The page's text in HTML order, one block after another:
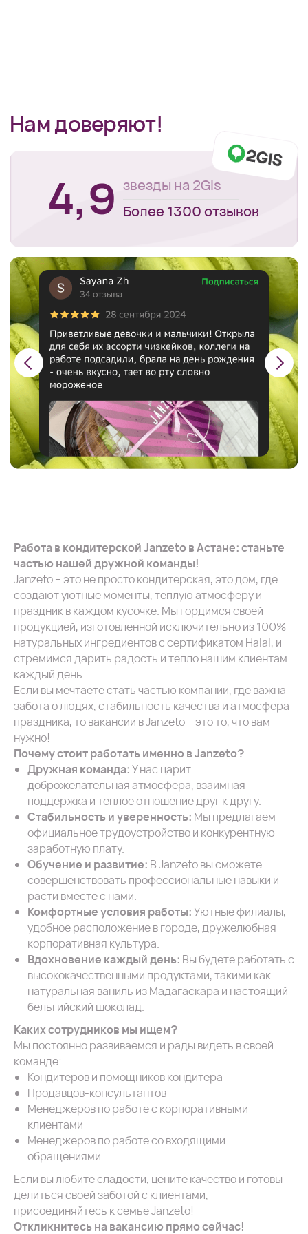
Janzeto
780526402033
Работа в кондитерской Janzeto в Астане: станьте
частью нашей дружной команды!
Janzeto – это не просто кондитерская, это дом, где
создают уютные моменты, теплую атмосферу и
праздник в каждом кусочке. Мы гордимся своей
продукцией, изготовленной исключительно из 100%
натуральных ингредиентов с сертификатом Halal, и
стремимся дарить радость и тепло нашим клиентам
каждый день.
Если вы мечтаете стать частью компании, где важна
забота о людях, стабильность качества и атмосфера
праздника, то вакансии в Janzeto – это то, что вам
нужно!
Почему стоит работать именно в Janzeto?
Дружная команда:У нас царит
доброжелательная атмосфера, взаимная
поддержка и теплое отношение друг к другу.
Стабильность и уверенность: Мы предлагаем
официальное трудоустройство и конкурентную
заработную плату.
Обучение и развитие: В Janzeto вы сможете
совершенствовать профессиональные навыки и
расти вместе с нами.
Комфортные условия работы:Уютные филиалы,
удобное расположение в городе, дружелюбная
корпоративная культура.
Вдохновение каждый день: Вы будете работать с
высококачественными продуктами, такими как
натуральная ваниль из Мадагаскара и настоящий
бельгийский шоколад.
Каких сотрудников мы ищем?
Мы постоянно развиваемся и рады видеть в своей
команде:
Кондитеров и помощников кондитера
Продавцов-консультантов
Менеджеров по работе с корпоративными
клиентами
Менеджеров по работе со входящими
обращениями
Если вы любите сладости, цените качество и готовы
делиться своей заботой с клиентами,
присоединяйтесь к семье Janzeto!
Откликнитесь на вакансию прямо сейчас!